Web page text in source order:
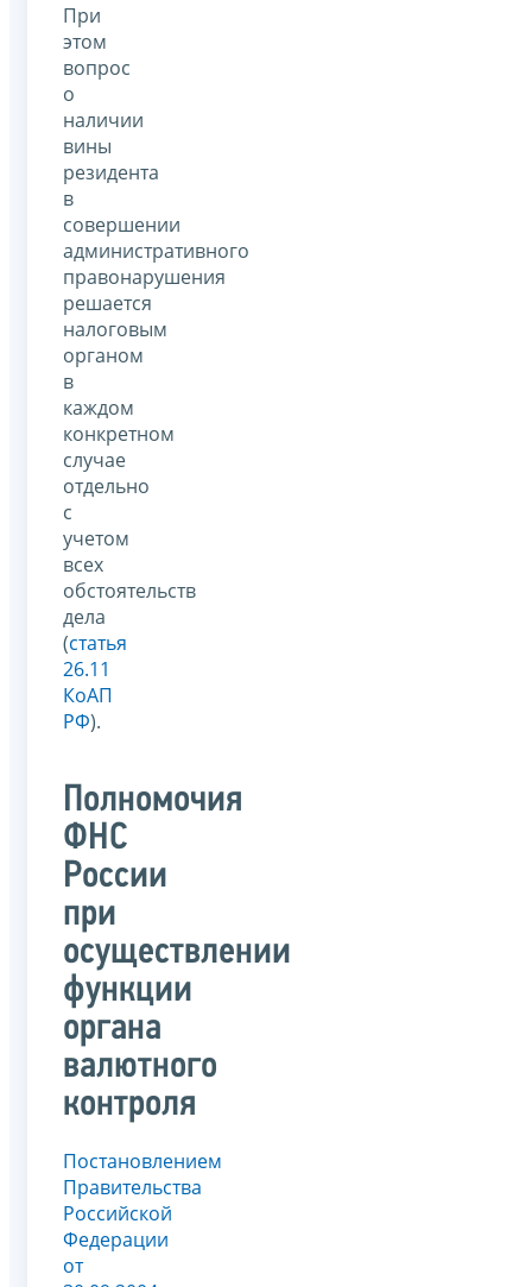
При
этом
вопрос
о
наличии
вины
резидента
в
совершении
административного
правонарушения
решается
налоговым
органом
в
каждом
конкретном
случае
отдельно
с
учетом
всех
обстоятельств
дела
(статья
26.11
КоАП
РФ).
Полномочия
ФНС
России
при
осуществлении
функции
органа
валютного
контроля
Постановлением
Правительства
Российской
Федерации
от